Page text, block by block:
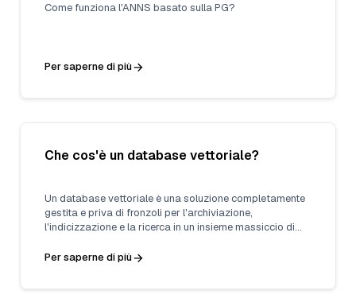
Come funziona l'ANNS basato sulla PG?
Per saperne di più
Che cos'è un database vettoriale?
Un database vettoriale è una soluzione completamente
gestita e priva di fronzoli per l'archiviazione,
l'indicizzazione e la ricerca in un insieme massiccio di
incorporazioni dei modelli di apprendimento automatico.
Per saperne di più